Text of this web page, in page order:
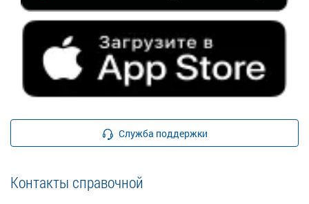
Служба поддержки
Контакты справочной